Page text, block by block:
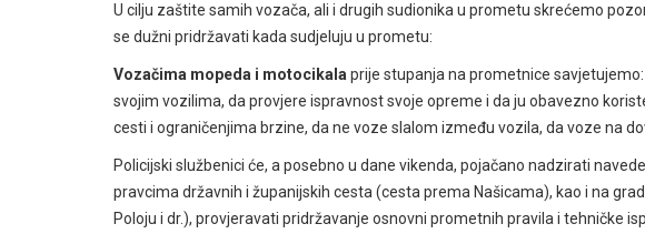
U cilju zaštite samih vozača, ali i drugih sudionika u prometu skrećemo
se dužni pridržavati kada sudjeluju u prometu:
Vozačima mopeda i motocikalaprije stupanja na prometnice
svojim vozilima, da provjere ispravnost svoje opreme i da ju obavezno
cesti i ograničenjima brzine, da ne voze slalom između vozila, da voze na
Policijski službenici će, a posebno u dane vikenda, pojačano nadzirati
pravcima državnih i županijskih cesta (cesta prema Našicama), kao i na
Poloju i dr.), provjeravati pridržavanje osnovni prometnih pravila i tehničke